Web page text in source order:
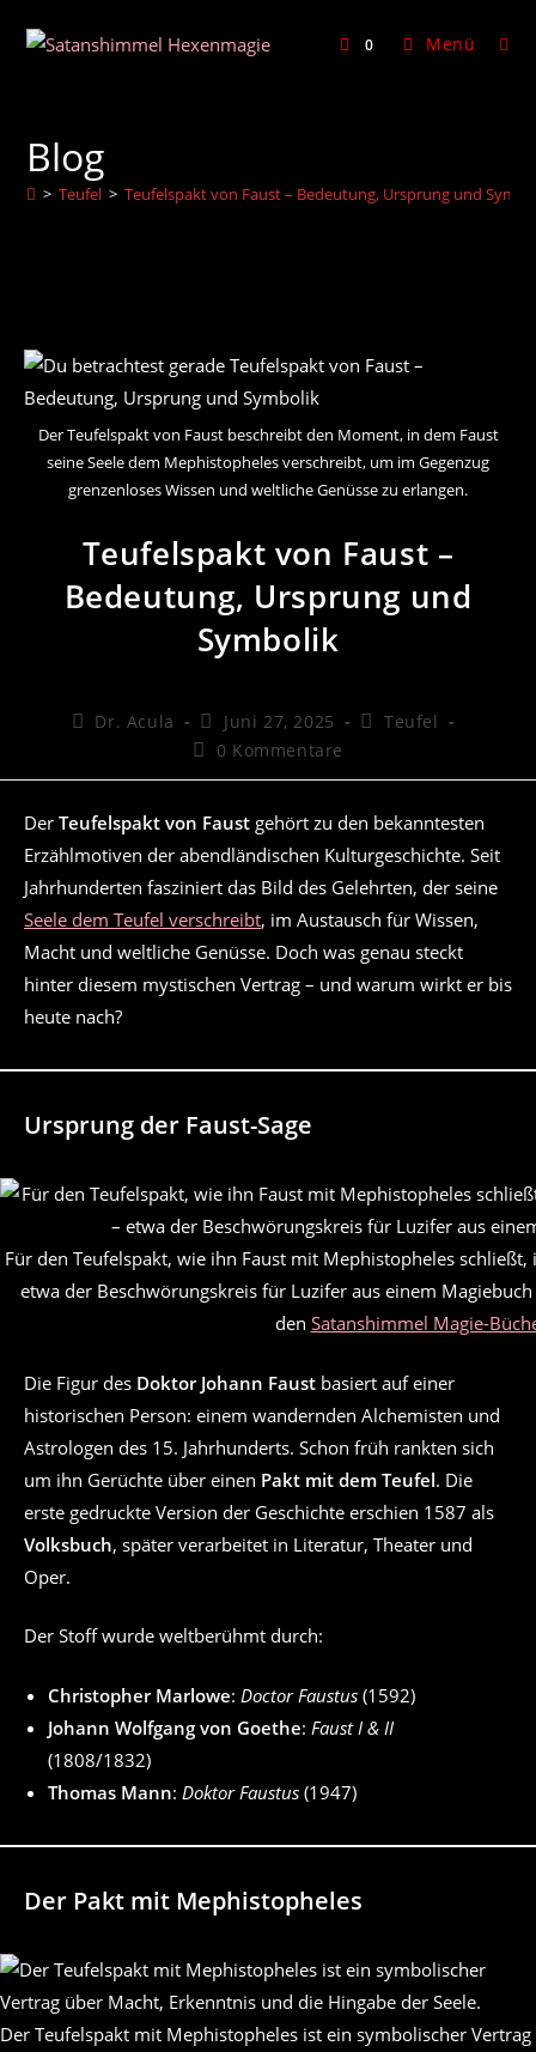
Inhalt
0 Menü
Blog
> Teufel > Teufelspakt von Faust – Bedeutung, Ursprung und
Der Teufelspakt von Faust beschreibt den Moment, in dem Faust
seine Seele dem Mephistopheles verschreibt, um im Gegenzug
grenzenloses Wissen und weltliche Genüsse zu erlangen.
Teufelspakt von Faust –
Bedeutung, Ursprung und
Symbolik
Beitrags-
Dr. Acula
Beitrag
veröffentlicht:
Juni 27, 2025
Beitrags-
Teufel
Beitrags-
0 Kommentare
Der Teufelspakt von Faust gehört zu den bekanntesten
Erzählmotiven der abendländischen Kulturgeschichte. Seit
Jahrhunderten fasziniert das Bild des Gelehrten, der seine
Seele dem Teufel verschreibt, im Austausch für Wissen,
Macht und weltliche Genüsse. Doch was genau steckt
hinter diesem mystischen Vertrag – und warum wirkt er bis
heute nach?
Ursprung der Faust-Sage
Für den Teufelspakt, wie ihn Faust mit Mephistopheles
etwa der Beschwörungskreis für Luzifer aus einem
den Satanshimmel Magie-
Die Figur des Doktor Johann Faust basiert auf einer
historischen Person: einem wandernden Alchemisten und
Astrologen des 15. Jahrhunderts. Schon früh rankten sich
um ihn Gerüchte über einen Pakt mit dem Teufel. Die
erste gedruckte Version der Geschichte erschien 1587 als
Volksbuch, später verarbeitet in Literatur, Theater und
Oper.
Der Stoff wurde weltberühmt durch:
Christopher Marlowe: Doctor Faustus (1592)
Johann Wolfgang von Goethe: Faust I & II
(1808/1832)
Thomas Mann: Doktor Faustus (1947)
Der Pakt mit Mephistopheles
Der Teufelspakt mit Mephistopheles ist ein symbolischer Vertrag